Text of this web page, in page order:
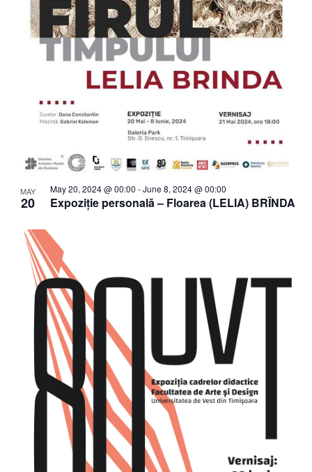
MAY
20 Expoziție personală – Floarea (LELIA) BRÎNDA
May 20, 2024 @ 00:00 -June 8, 2024 @ 00:00